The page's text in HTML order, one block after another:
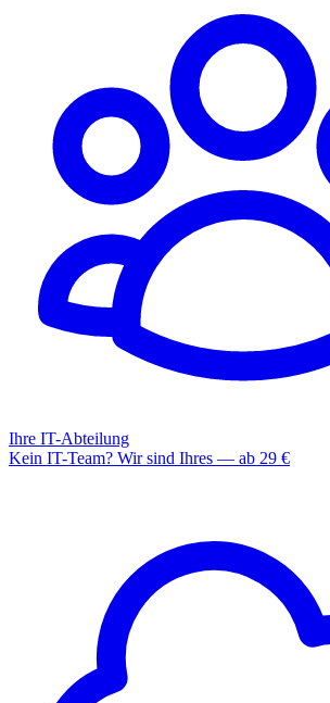
Ihre IT-Abteilung
Kein IT-Team? Wir sind Ihres — ab 29 €